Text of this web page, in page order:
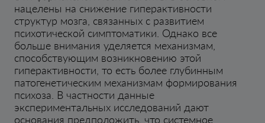
нацелены на снижение гиперактивности
структур мозга, связанных с развитием
психотической симптоматики. Однако все
больше внимания уделяется механизмам,
способствующим возникновению этой
гиперактивности, то есть более глубинным
патогенетическим механизмам формирования
психоза. В частности данные
экспериментальных исследований дают
основания предположить, что системное